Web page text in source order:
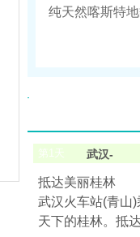
纯天然喀斯特
第1天 武汉-
抵达美丽桂林
武汉火车站(青山
天下的桂林。抵